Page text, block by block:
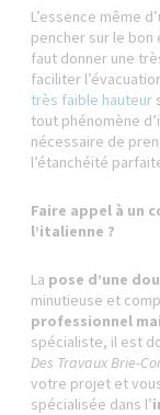
L’essence même
pencher sur le bon
faut donner une
faciliter
très faible hauteur
tout phénomène
nécessaire de
l’étanchéité
Faire appel à un
l’italienne ?
La pose d’une
minutieuse et
professionnel
spécialiste, il est
Des Travaux Brie-
votre projet et
spécialisée dans l’